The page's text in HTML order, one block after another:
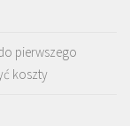
pierwszego
koszty